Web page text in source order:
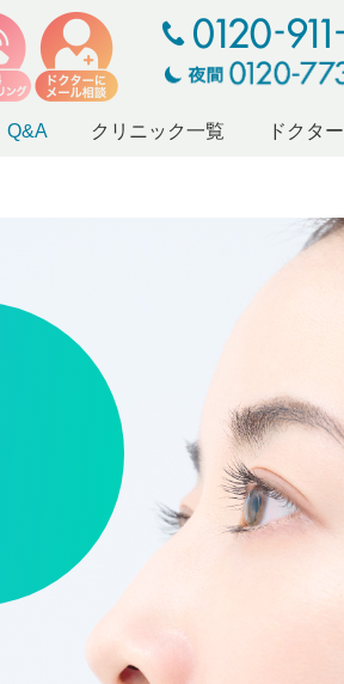
Q&A クリニック一覧 ドクタ